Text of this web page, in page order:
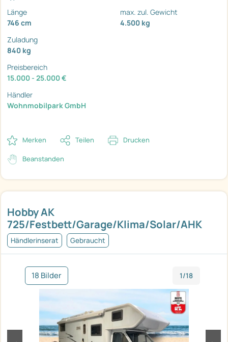
Hobby AK
725/Festbett/Garage/Klima/Solar/AHK
Händlerinserat Gebraucht
18 Bilder 1/18
Länge
746 cm
max. zul. Gewicht
4.500 kg
Zuladung
840 kg
Preisbereich
15.000 - 25.000 €
Händler
Wohnmobilpark GmbH
Merken Teilen Drucken
Beanstanden